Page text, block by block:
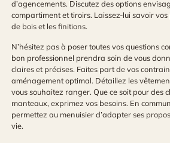
d’agencements. Discutez des options
compartiment et tiroirs. Laissez-lui savoir
de bois et les finitions.
N’hésitez pas à poser toutes vos questions
bon professionnel prendra soin de vous
claires et précises. Faites part de vos
aménagement optimal. Détaillez les
vous souhaitez ranger. Que ce soit pour des
manteaux, exprimez vos besoins. En
permettez au menuisier d’adapter ses
vie.